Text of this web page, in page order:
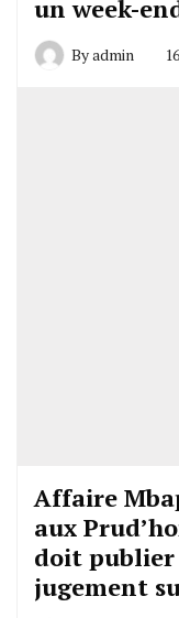
un week-
Byadmin
Affaire
aux
doit
jugement